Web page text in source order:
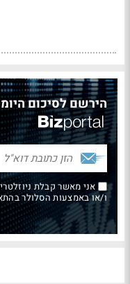
הירשם לסיכום
אני מאשר קבלת
ו/או באמצעות הסלולר בהתאם